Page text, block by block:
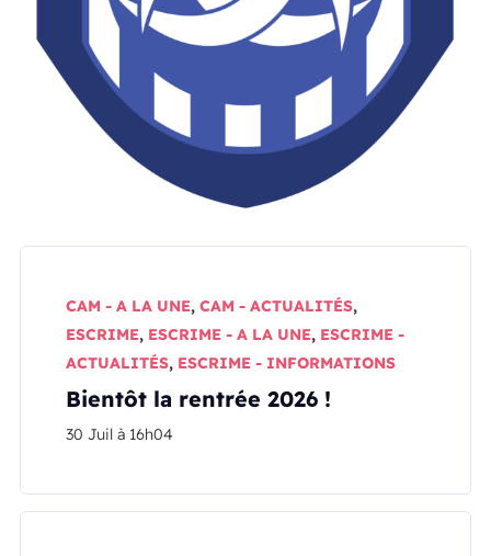
CAM - A LA UNE,CAM - ACTUALITÉS,
ESCRIME, ESCRIME - A LA UNE, ESCRIME -
ACTUALITÉS, ESCRIME - INFORMATIONS
Bientôt la rentrée 2026 !
30 Juil à 16h04